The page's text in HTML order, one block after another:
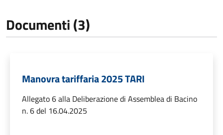
Documenti (3)
Manovra tariffaria 2025 TARI
Allegato 6 alla Deliberazione di Assemblea di Bacino
n. 6 del 16.04.2025